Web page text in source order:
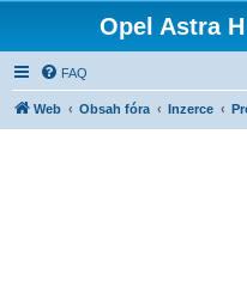
Opel Astra
FAQ
Web Obsah fóra Inzerce